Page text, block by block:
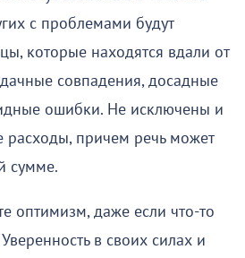
с проблемами будут
которые находятся вдали от
совпадения, досадные
ошибки. Не исключены и
расходы, причем речь может
сумме.
оптимизм, даже если что-то
в своих силах и